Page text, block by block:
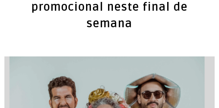
promocional neste final de
semana